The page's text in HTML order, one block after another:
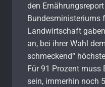
den
Bundesministeriums
Landwirtschaft
an, bei ihrer Wahl
schmeckend“
Für 91 Prozent muss
sein, immerhin noch